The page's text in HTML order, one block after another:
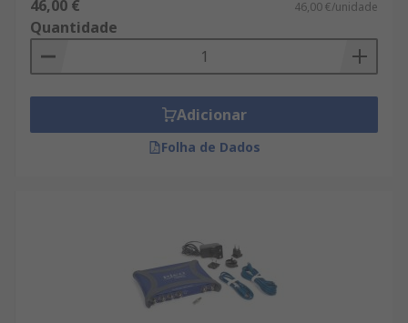
46,00 € 46,00 €/unidade
Quantidade
Adicionar
Folha de Dados